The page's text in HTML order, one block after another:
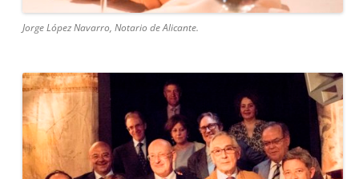
Jorge López Navarro, Notario de Alicante.